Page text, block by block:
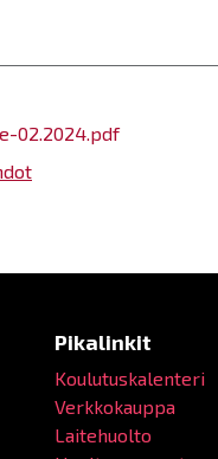
02.2024.pdf
Pikalinkit
Koulutuskalenteri
Verkkokauppa
Laitehuolto